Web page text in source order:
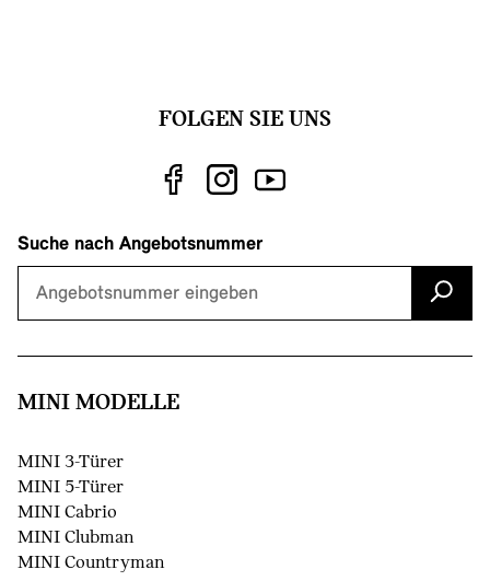
FOLGEN SIE UNS
Suche nach Angebotsnummer
MINI MODELLE
MINI 3-Türer
MINI 5-Türer
MINI Cabrio
MINI Clubman
MINI Countryman